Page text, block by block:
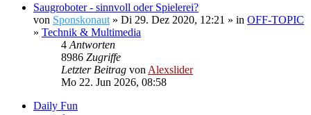
Saugroboter - sinnvoll oder Spielerei?
von Sponskonaut » Di 29. Dez 2020, 12:21 » in OFF-TOPIC
» Technik & Multimedia
4 Antworten
8986 Zugriffe
Letzter Beitrag von Alexslider
Mo 22. Jun 2026, 08:58
Daily Fun